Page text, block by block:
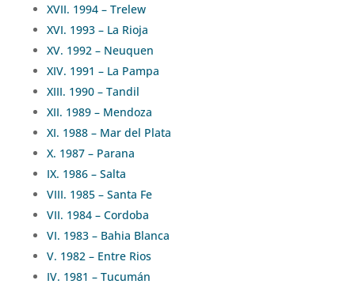
XVII. 1994 – Trelew
XVI. 1993 – La Rioja
XV. 1992 – Neuquen
XIV. 1991 – La Pampa
XIII. 1990 – Tandil
XII. 1989 – Mendoza
XI. 1988 – Mar del Plata
X. 1987 – Parana
IX. 1986 – Salta
VIII. 1985 – Santa Fe
VII. 1984 – Cordoba
VI. 1983 – Bahia Blanca
V. 1982 – Entre Rios
IV. 1981 – Tucumán